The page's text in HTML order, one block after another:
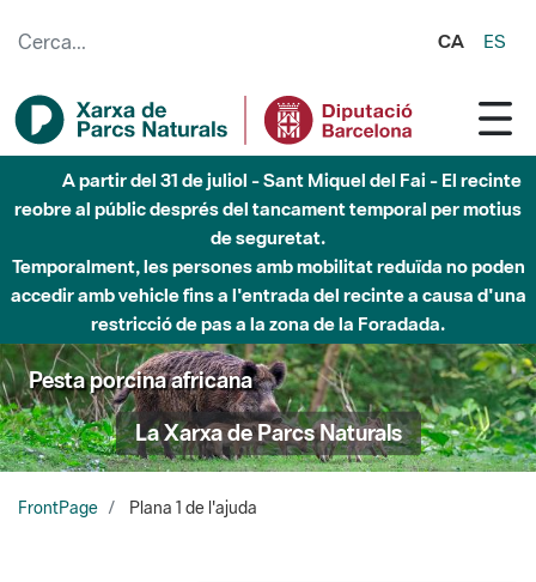
CA ES
A partir del 31 de juliol - Sant Miquel del Fai - El recinte
reobre al públic després del tancament temporal per motius
de seguretat.
Temporalment, les persones amb mobilitat reduïda no poden
accedir amb vehicle fins a l'entrada del recinte a causa d'una
restricció de pas a la zona de la Foradada.
Pesta porcina africana
La Xarxa de Parcs Naturals
FrontPage Plana 1 de l'ajuda